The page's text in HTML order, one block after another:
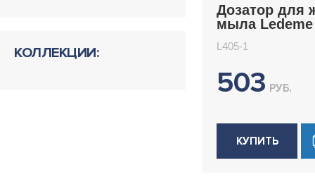
КОЛЛЕКЦИИ:
Дозатор для
мыла Ledeme
L405-1
503 РУБ.
КУПИТЬ